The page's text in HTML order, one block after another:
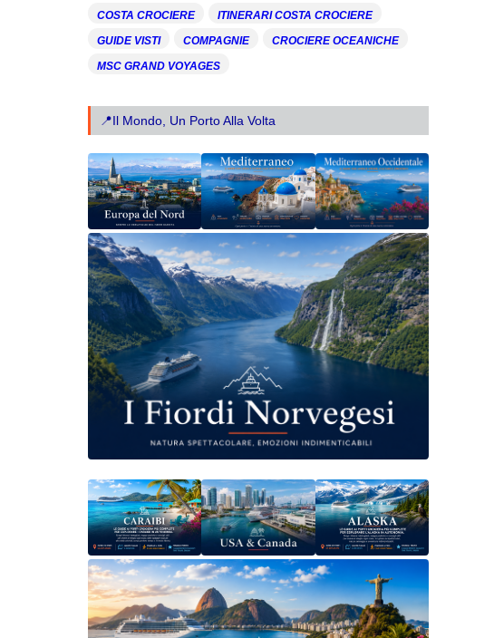
COSTA CROCIERE
ITINERARI COSTA CROCIERE
GUIDE VISTI
COMPAGNIE
CROCIERE OCEANICHE
MSC GRAND VOYAGES
📍Il Mondo, Un Porto Alla Volta